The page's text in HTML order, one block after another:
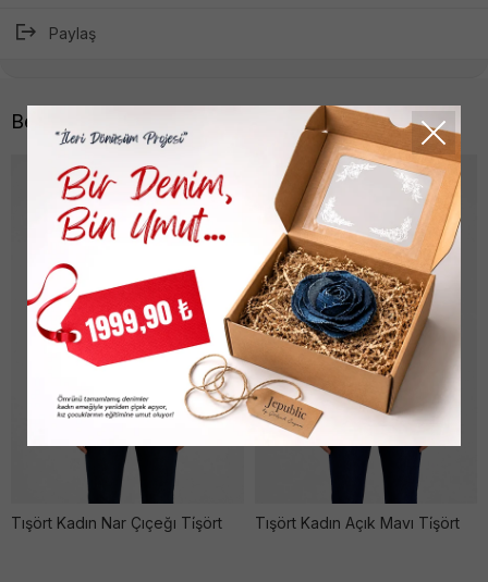
Paylaş
Benzer Ürünler
Tışört Kadın Nar Çıçeğı Ti̇şört Tışört Kadın Açık Mavı Ti̇şört